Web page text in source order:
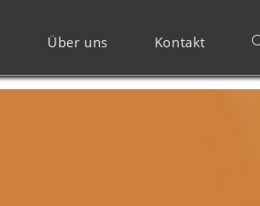
Über uns Kontakt